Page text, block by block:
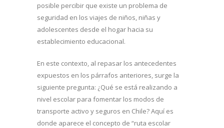
posible percibir que existe un problema de
seguridad en los viajes de niños, niñas y
adolescentes desde el hogar hacia su
establecimiento educacional.
En este contexto, al repasar los antecedentes
expuestos en los párrafos anteriores, surge la
siguiente pregunta: ¿Qué se está realizando a
nivel escolar para fomentar los modos de
transporte activo y seguros en Chile? Aquí es
donde aparece el concepto de “ruta escolar